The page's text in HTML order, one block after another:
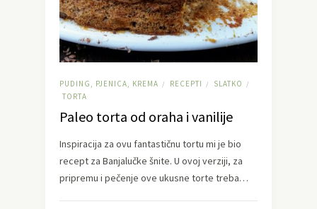
PUDING, PJENICA, KREMA / RECEPTI / SLATKO /
TORTA
Paleo torta od oraha i vanilije
Inspiracija za ovu fantastičnu tortu mi je bio
recept za Banjalučke šnite. U ovoj verziji, za
pripremu i pečenje ove ukusne torte treba…